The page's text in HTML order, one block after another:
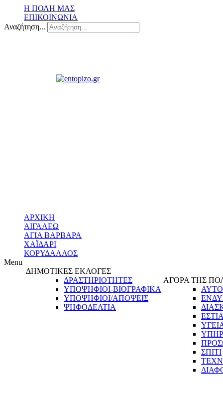
Η ΠΟΛΗ ΜΑΣ
ΕΠΙΚΟΙΝΩΝΙΑ
Αναζήτηση...
ΑΡΧΙΚΗ
ΑΙΓΑΛΕΩ
ΑΓΙΑ ΒΑΡΒΑΡΑ
ΧΑΪΔΑΡΙ
ΚΟΡΥΔΑΛΛΟΣ
Menu
ΔΗΜΟΤΙΚΕΣ ΕΚΛΟΓΕΣ
ΔΡΑΣΤΗΡΙΟΤΗΤΕΣ
ΥΠΟΨΗΦΙΟΙ-ΒΙΟΓΡΑΦΙΚΑ
ΥΠΟΨΗΦΙΟΙ/ΑΠΟΨΕΙΣ
ΨΗΦΟΔΕΛΤΙΑ
ΑΓΟΡΑ ΤΗΣ
ΣΠΙΤΙ